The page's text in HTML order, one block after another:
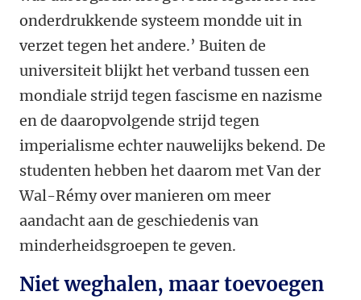
onderdrukkende systeem mondde uit in
verzet tegen het andere.’ Buiten de
universiteit blijkt het verband tussen een
mondiale strijd tegen fascisme en nazisme
en de daaropvolgende strijd tegen
imperialisme echter nauwelijks bekend. De
studenten hebben het daarom met Van der
Wal-Rémy over manieren om meer
aandacht aan de geschiedenis van
minderheidsgroepen te geven.
Niet weghalen, maar toevoegen